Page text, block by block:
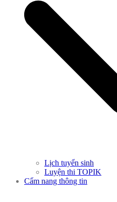
Lịch tuyển sinh
Luyện thi TOPIK
Cẩm nang thông tin